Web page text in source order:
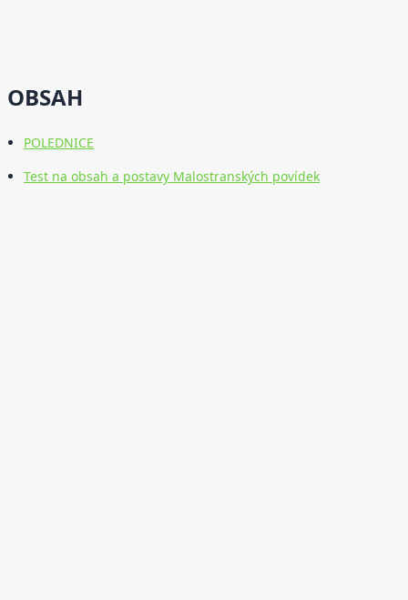
OBSAH
POLEDNICE
Test na obsah a postavy Malostranských povídek